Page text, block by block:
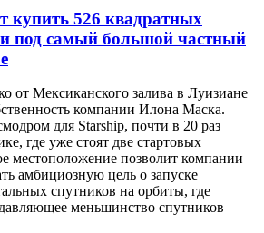
купить 526 квадратных
под самый большой частный
от Мексиканского залива в Луизиане
компании Илона Маска.
для Starship, почти в 20 раз
где уже стоят две стартовых
местоположение позволит компании
амбициозную цель о запуске
спутников на орбиты, где
меньшинство спутников